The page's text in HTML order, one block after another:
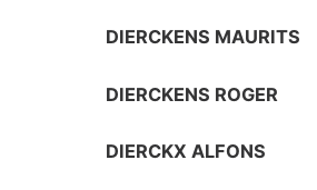
DIERCKENS MAURITS
DIERCKENS ROGER
DIERCKX ALFONS